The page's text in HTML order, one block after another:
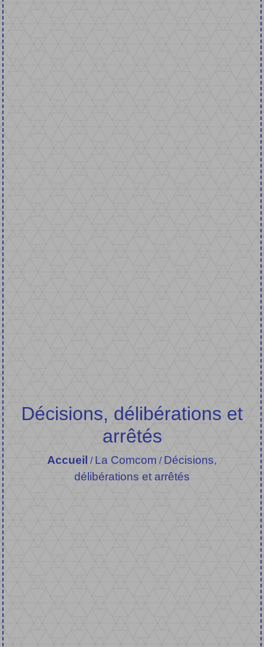
Décisions, délibérations et
arrêtés
Accueil / La Comcom / Décisions,
délibérations et arrêtés